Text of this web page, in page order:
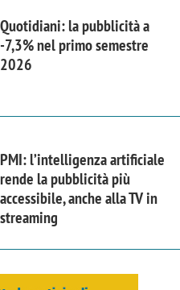
Quotidiani: la pubblicità a
-7,3% nel primo semestre
2026
PMI: l’intelligenza artificiale
rende la pubblicità più
accessibile, anche alla TV in
streaming